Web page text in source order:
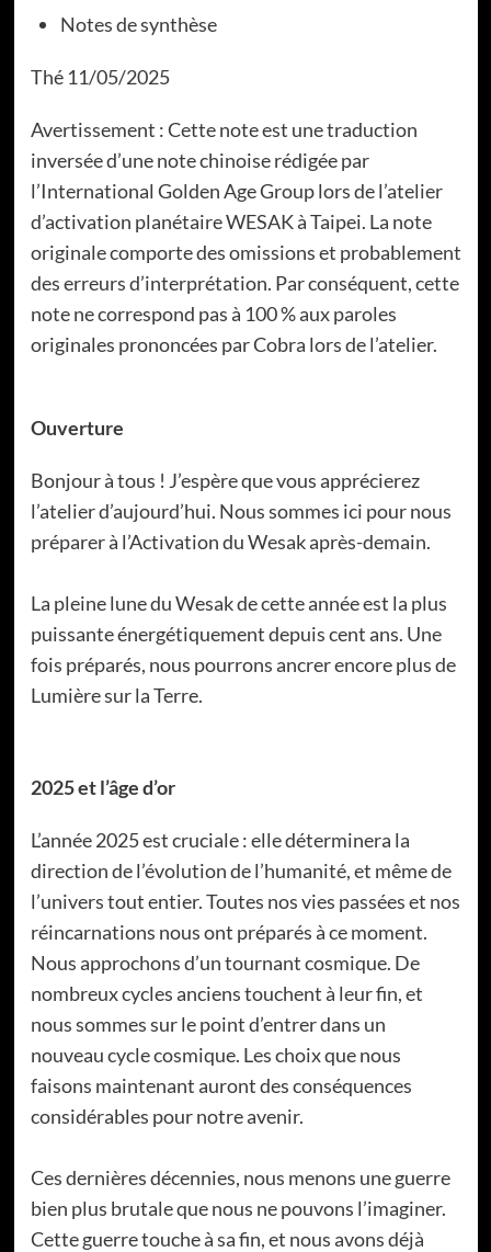
Notes de synthèse
Thé 11/05/2025
Avertissement : Cette note est une traduction
inversée d’une note chinoise rédigée par
l’International Golden Age Group lors de l’atelier
d’activation planétaire WESAK à Taipei. La note
originale comporte des omissions et probablement
des erreurs d’interprétation. Par conséquent, cette
note ne correspond pas à 100 % aux paroles
originales prononcées par Cobra lors de l’atelier.
Ouverture
Bonjour à tous ! J’espère que vous apprécierez
l’atelier d’aujourd’hui. Nous sommes ici pour nous
préparer à l’Activation du Wesak après-demain.
La pleine lune du Wesak de cette année est la plus
puissante énergétiquement depuis cent ans. Une
fois préparés, nous pourrons ancrer encore plus de
Lumière sur la Terre.
2025 et l’âge d’or
L’année 2025 est cruciale : elle déterminera la
direction de l’évolution de l’humanité, et même de
l’univers tout entier. Toutes nos vies passées et nos
réincarnations nous ont préparés à ce moment.
Nous approchons d’un tournant cosmique. De
nombreux cycles anciens touchent à leur fin, et
nous sommes sur le point d’entrer dans un
nouveau cycle cosmique. Les choix que nous
faisons maintenant auront des conséquences
considérables pour notre avenir.
Ces dernières décennies, nous menons une guerre
bien plus brutale que nous ne pouvons l’imaginer.
Cette guerre touche à sa fin, et nous avons déjà